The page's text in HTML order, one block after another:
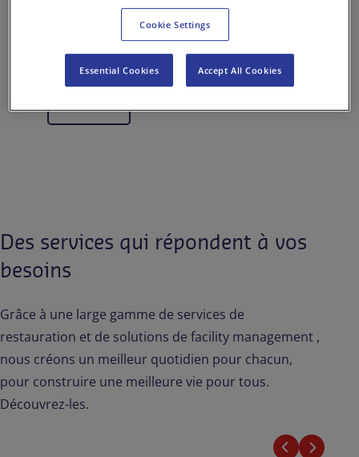
Sodexo
Des services qui répondent à vos
besoins
Grâce à une large gamme de services de
restauration et de solutions de facility management ,
nous créons un meilleur quotidien pour chacun,
pour construire une meilleure vie pour tous.
Découvrez-les.
Cookie Settings
Essential Cookies Accept All Cookies